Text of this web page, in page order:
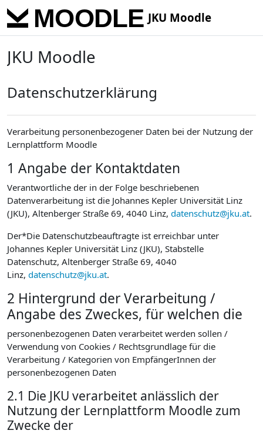
Skip to main content
JKU Moodle
JKU Moodle
Datenschutzerklärung
Verarbeitung personenbezogener Daten bei der Nutzung der
Lernplattform Moodle
1 Angabe der Kontaktdaten
Verantwortliche der in der Folge beschriebenen
Datenverarbeitung ist die Johannes Kepler Universität Linz
(JKU), Altenberger Straße 69, 4040 Linz, datenschutz@jku.at.
Der*Die Datenschutzbeauftragte ist erreichbar unter
Johannes Kepler Universität Linz (JKU), Stabstelle
Datenschutz, Altenberger Straße 69, 4040
Linz, datenschutz@jku.at.
2 Hintergrund der Verarbeitung /
Angabe des Zweckes, für welchen die
personenbezogenen Daten verarbeitet werden sollen /
Verwendung von Cookies / Rechtsgrundlage für die
Verarbeitung / Kategorien von EmpfängerInnen der
personenbezogenen Daten
2.1 Die JKU verarbeitet anlässlich der
Nutzung der Lernplattform Moodle zum
Zwecke der